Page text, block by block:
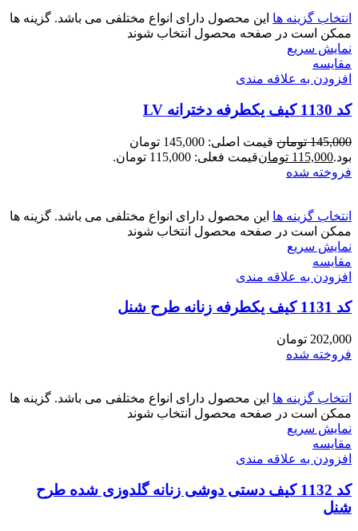
انتخاب گزینه ها این محصول دارای انواع مختلفی می باشد. گزینه ها
ممکن است در صفحه محصول انتخاب شوند
نمایش سریع
مقايسه
افزودن به علاقه مندی
کد 1130 کیف یکطرفه دخترانه LV
145,000 تومان
قیمت اصلی: 145,000 تومان
بود.115,000 تومانقیمت فعلی: 115,000 تومان.
فروخته شده
انتخاب گزینه ها این محصول دارای انواع مختلفی می باشد. گزینه ها
ممکن است در صفحه محصول انتخاب شوند
نمایش سریع
مقايسه
افزودن به علاقه مندی
کد 1131 کیف یکطرفه زنانه طرح شنل
202,000 تومان
فروخته شده
انتخاب گزینه ها این محصول دارای انواع مختلفی می باشد. گزینه ها
ممکن است در صفحه محصول انتخاب شوند
نمایش سریع
مقايسه
افزودن به علاقه مندی
کد 1132 کیف دستی دوشی زنانه گلدوزی شده طرح
شنل